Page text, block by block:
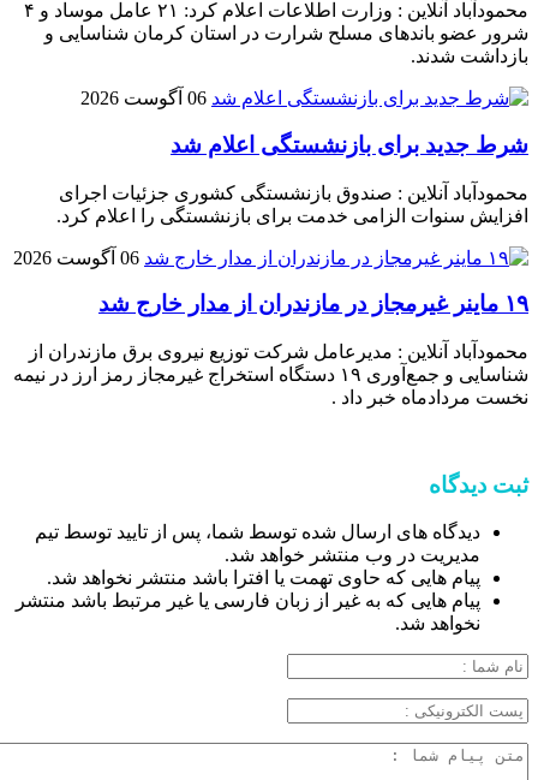
محمودآباد آنلاین : وزارت اطلاعات اعلام کرد: ۲۱ عامل موساد و ۴
شرور عضو باند‌های مسلح شرارت در استان کرمان شناسایی و
بازداشت شدند.
06 آگوست 2026
شرط جدید برای بازنشستگی اعلام شد
محمودآباد آنلاین : صندوق بازنشستگی کشوری جزئیات اجرای
افزایش سنوات الزامی خدمت برای بازنشستگی را اعلام کرد.
06 آگوست 2026
۱۹ ماینر غیرمجاز در مازندران از مدار خارج شد
محمودآباد آنلاین : مدیرعامل شرکت توزیع نیروی برق مازندران از
شناسایی و جمع‌آوری ۱۹ دستگاه استخراج غیرمجاز رمز ارز در نیمه
نخست مردادماه خبر داد .
ثبت دیدگاه
دیدگاه های ارسال شده توسط شما، پس از تایید توسط تیم
مدیریت در وب منتشر خواهد شد.
پیام هایی که حاوی تهمت یا افترا باشد منتشر نخواهد شد.
پیام هایی که به غیر از زبان فارسی یا غیر مرتبط باشد منتشر
نخواهد شد.